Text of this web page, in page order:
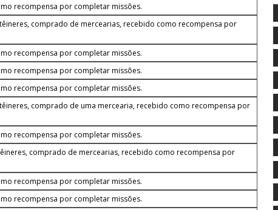
recompensa por completar missões.
comprado de mercearias, recebido como recompensa por
recompensa por completar missões.
recompensa por completar missões.
recompensa por completar missões.
comprado de uma mercearia, recebido como recompensa por
recompensa por completar missões.
comprado de mercearias, recebido como recompensa por
recompensa por completar missões.
recompensa por completar missões.